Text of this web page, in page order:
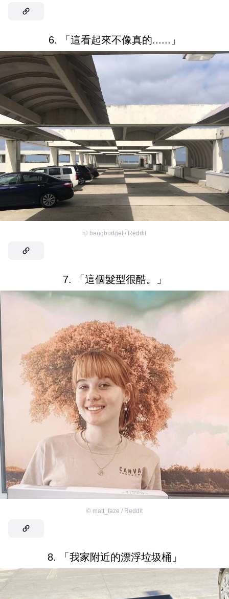
6. 「這看起來不像真的......」
© bangbudget / Reddit
7. 「這個髮型很酷。」
© matt_faze / Reddit
8. 「我家附近的漂浮垃圾桶」